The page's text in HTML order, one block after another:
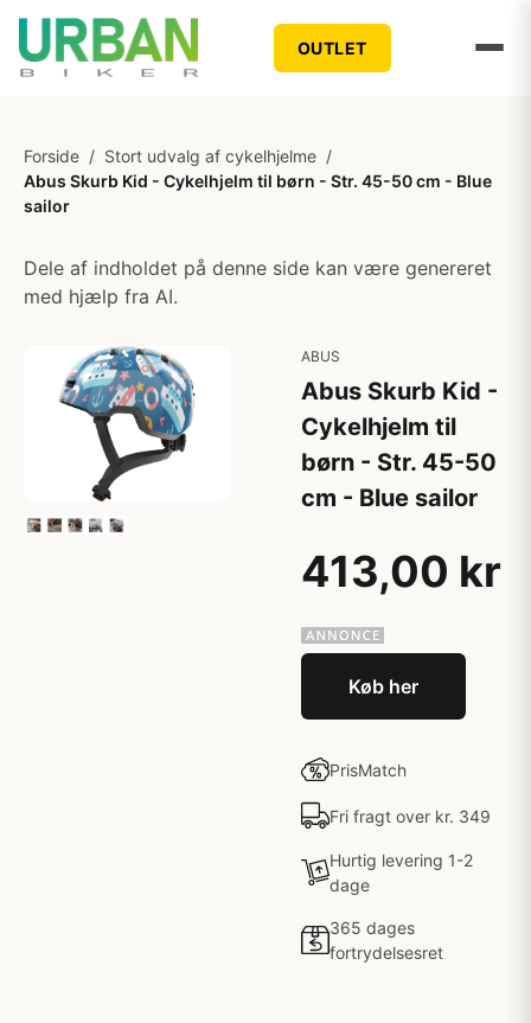
OUTLET
Forside / Stort udvalg af cykelhjelme /
Abus Skurb Kid - Cykelhjelm til børn - Str. 45-50 cm - Blue
sailor
Dele af indholdet på denne side kan være genereret
med hjælp fra AI.
ABUS
Abus Skurb Kid -
Cykelhjelm til
børn - Str. 45-50
cm - Blue sailor
413,00 kr
Køb her
PrisMatch
Fri fragt over kr. 349
Hurtig levering 1-2
dage
365 dages
fortrydelsesret